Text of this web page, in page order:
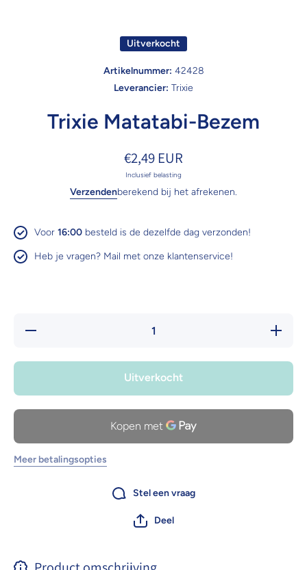
Uitverkocht
Artikelnummer: 42428
Leverancier: Trixie
Trixie Matatabi-Bezem
€2,49 EUR
Inclusief belasting
Verzendenberekend bij het afrekenen.
Voor 16:00 besteld is de dezelfde dag verzonden!
Heb je vragen? Mail met onze klantenservice!
Hoeveelheid
Verhoog
Bezem
Uitverkocht
Meer betalingsopties
Stel een vraag
Deel